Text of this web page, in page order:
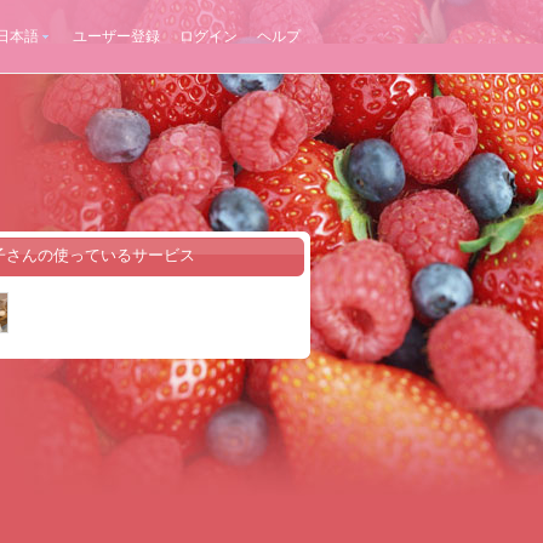
本語 ユーザー登録 ログイン ヘルプ
さんの使っているサービス